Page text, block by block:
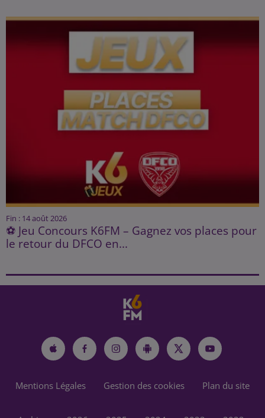
Fin : 14 août 2026
⚽ Jeu Concours K6FM – Gagnez vos places pour
le retour du DFCO en...
Mentions Légales Gestion des cookies Plan du site